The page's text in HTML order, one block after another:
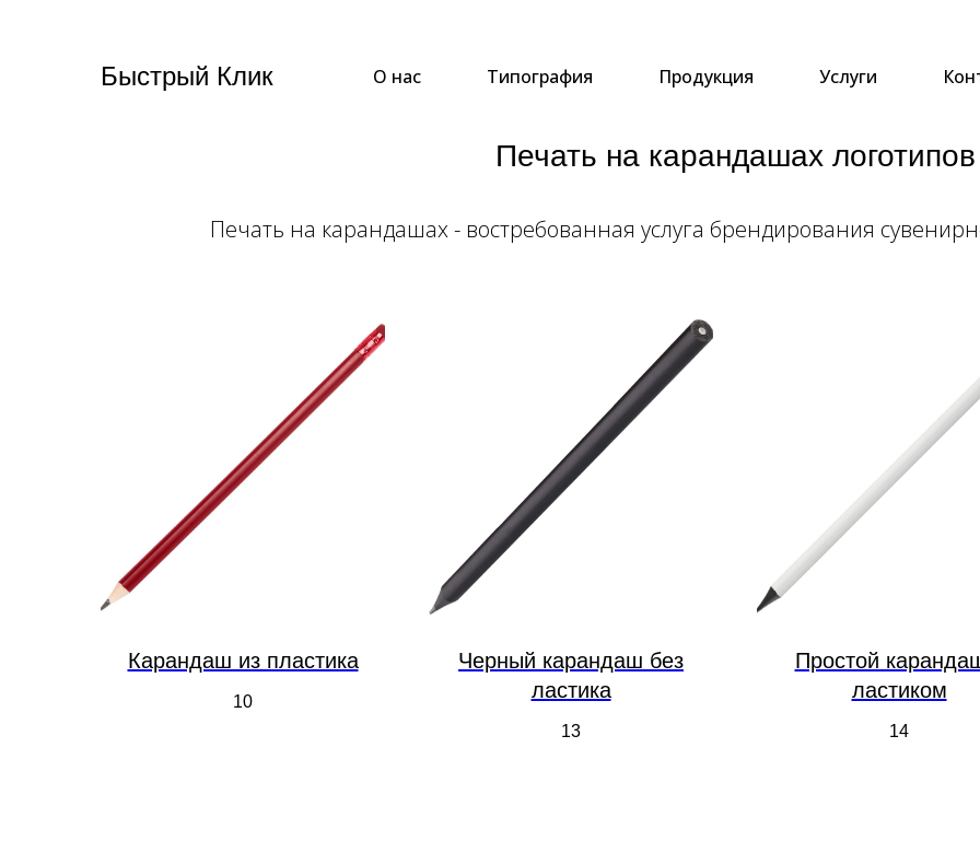
Быстрый Клик О нас Типография Продукция Услуги
Печать на карандашах логотипов
Печать на карандашах - востребованная услуга брендирования
Карандаш из пластика
10
Черный карандаш без
ластика
13
Простой
ластиком
14